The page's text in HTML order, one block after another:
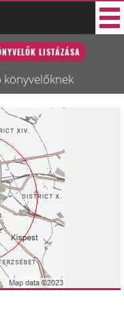
LISTÁZÁSA
könyvelőknek